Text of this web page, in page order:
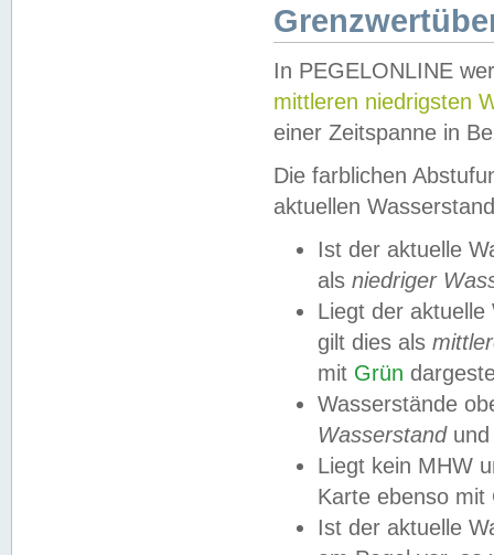
In PEGELONLINE
mittleren niedrigsten
einer Zeitspanne in
Die farblichen
aktuellen
Ist der aktuelle
als niedriger
Liegt der
gilt dies als
mit Grün
Wasserstände
Wasserstandund
Liegt kein MHW
Karte ebenso mit
Ist der aktuelle